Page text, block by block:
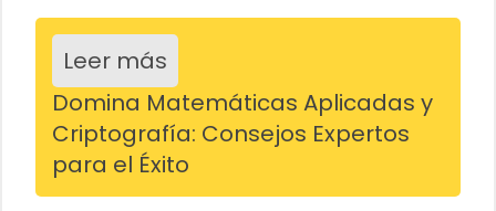
Leer más
Domina Matemáticas Aplicadas y
Criptografía: Consejos Expertos
para el Éxito